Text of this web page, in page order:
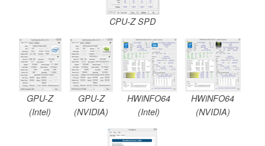
CPU-Z SPD
GPU-Z
(Intel)
GPU-Z
(NVIDIA)
HWiNFO64
(Intel)
HWiNFO64
(NVIDIA)